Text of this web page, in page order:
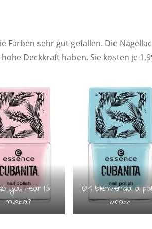
Farben sehr gut gefallen. Die
Deckkraft haben. Sie kosten je
you hear la
musica?
04 bienvenida a
beach